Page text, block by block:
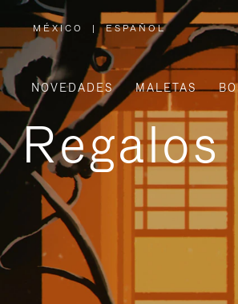
MÉXICO
,
ELIGE
LA
UBICACIÓN
| ESPAÑOL
NOVEDADES MALETAS